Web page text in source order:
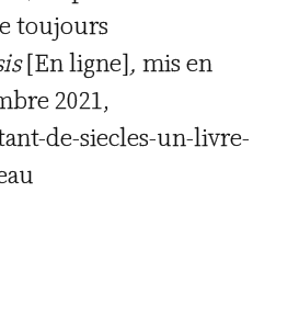
toujours
[En ligne], mis en
2021,
de-siecles-un-livre-